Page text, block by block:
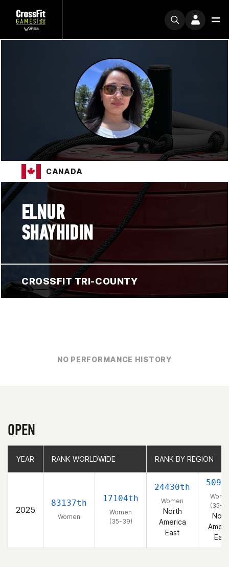
CANADA
ELNUR
SHAYHIDIN
CROSSFIT TRI-COUNTY
NO PERFORMANCE HISTORY
OPEN
YEAR RANK WORLDWIDE RANK BY REGION
2025
83137th
Women
17104th
Women
(35-39)
24430th
Women
North
America
East
(35-
East
YEAR RANK WORLDWIDE RANK BY REGION